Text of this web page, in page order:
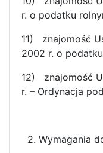
r. o podatku
11)
znajomość
2002 r. o
12)
znajomość
r. – Ordynacja
2. Wymagania